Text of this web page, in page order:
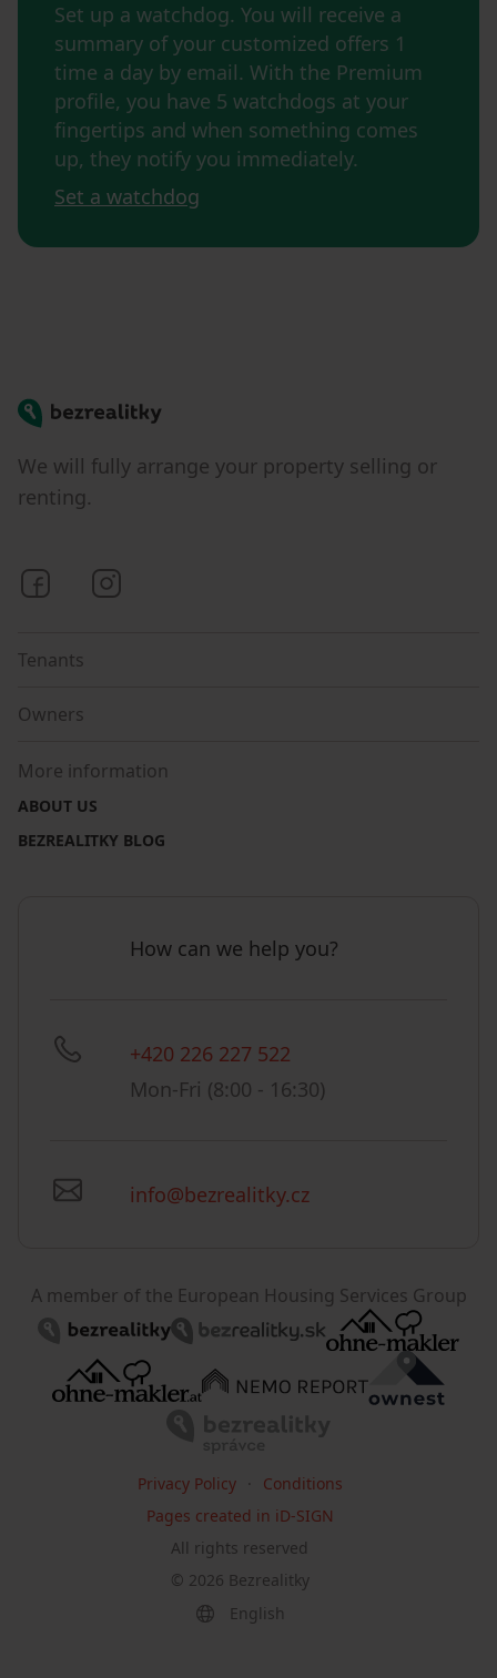
Set up a watchdog. You will receive a
summary of your customized offers 1
time a day by email. With the Premium
profile, you have 5 watchdogs at your
fingertips and when something comes
up, they notify you immediately.
Set a watchdog
Bezrealitky
We will fully arrange your property selling or
renting.
Bezrealitky on Facebook
Tenants
Owners
More information
ABOUT US
BEZREALITKY BLOG
How can we help you?
+420 226 227 522
Mon-Fri (8:00 - 16:30)
info@bezrealitky.cz
A member of the European Housing Services Group
© 2026 Bezrealitky
All rights reserved
Privacy Policy
Conditions
Pages created in iD-SIGN
English